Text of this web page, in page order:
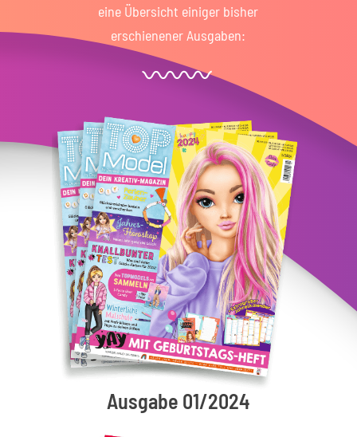
eine Übersicht einiger bisher
erschienener Ausgaben:
Ausgabe 01/2024